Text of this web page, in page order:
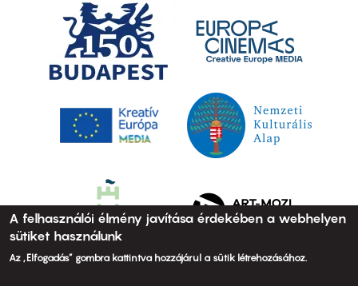
A felhasználói élmény javítása érdekében a webhelyen
sütiket használunk
Az „Elfogadás” gombra kattintva hozzájárul a sütik létrehozásához.